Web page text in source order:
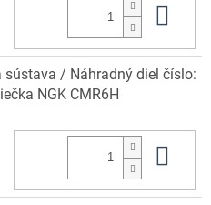
sústava / Náhradný diel číslo:
NGK CMR6H